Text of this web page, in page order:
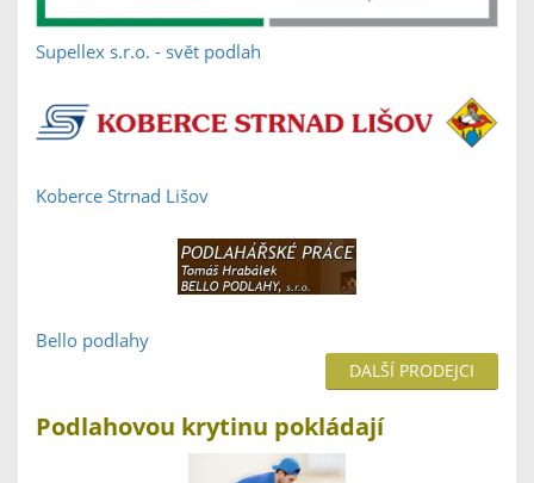
Supellex s.r.o. - svět podlah
Koberce Strnad Lišov
Bello podlahy
DALŠÍ PRODEJCI
Podlahovou krytinu pokládají